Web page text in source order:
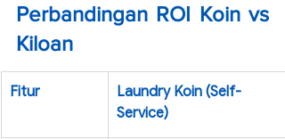
Perbandingan ROI Koin vs
Kiloan
Fitur
Laundry Koin (Self-
Service)